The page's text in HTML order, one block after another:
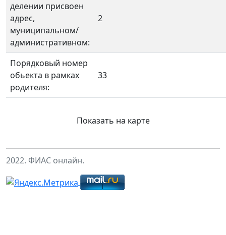
делении присвоен
адрес,
муниципальном/
административном:
2
Порядковый номер
обьекта в рамках
родителя:
33
Показать на карте
2022. ФИАС онлайн.